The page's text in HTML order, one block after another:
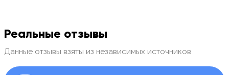
Реальные отзывы
Данные отзывы взяты из независимых источников